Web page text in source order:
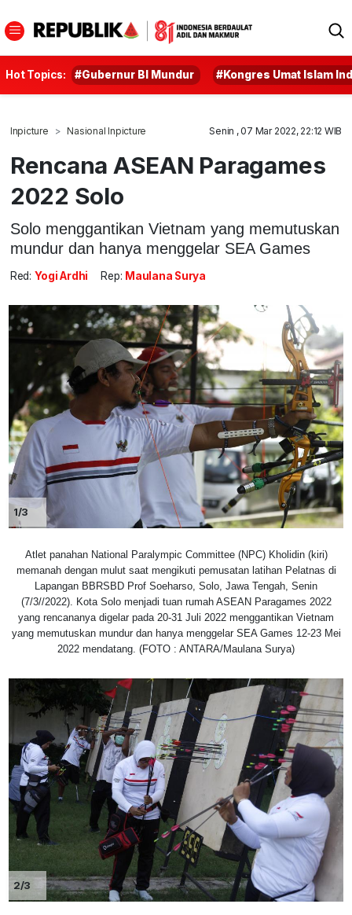
Hot Topics: #Gubernur BI Mundur #Kongres Umat Islam
Inpicture Nasional Inpicture Senin , 07 Mar 2022, 22:12 WIB
Rencana ASEAN Paragames
2022 Solo
Solo menggantikan Vietnam yang memutuskan
mundur dan hanya menggelar SEA Games
Red: Yogi Ardhi Rep: Maulana Surya
1/3
Atlet panahan National Paralympic Committee (NPC) Kholidin (kiri)
memanah dengan mulut saat mengikuti pemusatan latihan Pelatnas di
Lapangan BBRSBD Prof Soeharso, Solo, Jawa Tengah, Senin
(7/3//2022). Kota Solo menjadi tuan rumah ASEAN Paragames 2022
yang rencananya digelar pada 20-31 Juli 2022 menggantikan Vietnam
yang memutuskan mundur dan hanya menggelar SEA Games 12-23 Mei
2022 mendatang. (FOTO : ANTARA/Maulana Surya)
2/3